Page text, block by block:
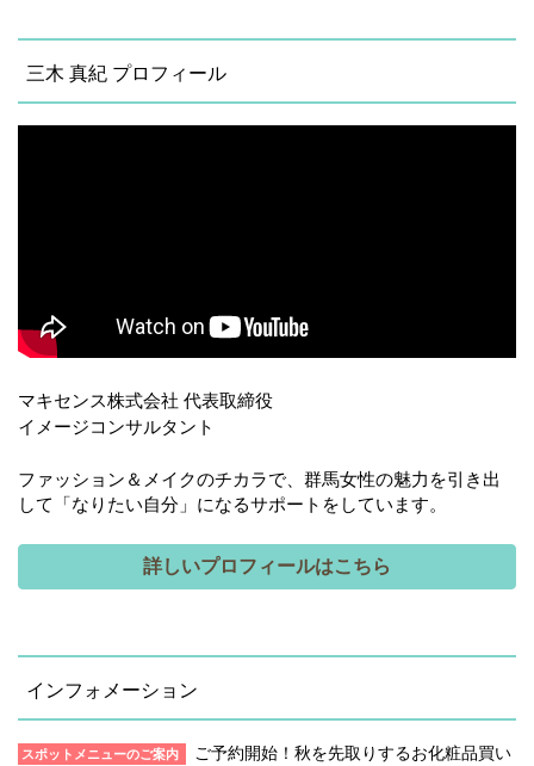
三木 真紀 プロフィール
マキセンス株式会社 代表取締役
イメージコンサルタント
ファッション＆メイクのチカラで、群馬女性の魅力を引き出
して「なりたい自分」になるサポートをしています。
詳しいプロフィールはこちら
インフォメーション
スポットメニューのご案内
ご予約開始！秋を先取りするお化粧品買い